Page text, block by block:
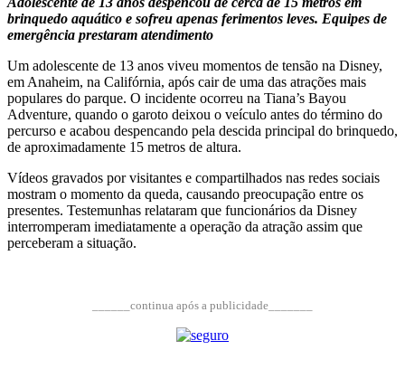
brinquedo aquático e sofreu apenas ferimentos leves. Equipes de
emergência prestaram atendimento
Um adolescente de 13 anos viveu momentos de tensão na Disney,
em Anaheim, na Califórnia, após cair de uma das atrações mais
populares do parque. O incidente ocorreu na Tiana’s Bayou
Adventure, quando o garoto deixou o veículo antes do término do
percurso e acabou despencando pela descida principal do brinquedo,
de aproximadamente 15 metros de altura.
Vídeos gravados por visitantes e compartilhados nas redes sociais
mostram o momento da queda, causando preocupação entre os
presentes. Testemunhas relataram que funcionários da Disney
interromperam imediatamente a operação da atração assim que
perceberam a situação.
______continua após a publicidade_______